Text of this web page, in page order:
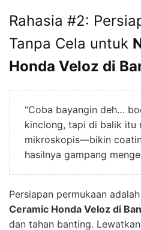
Rahasia #2:
Tanpa Cela untuk
Honda Veloz di
“Coba bayangin deh…
kinclong, tapi di balik itu
mikroskopis—bikin
hasilnya gampang
Persiapan permukaan
Ceramic Honda Veloz di
dan tahan banting.